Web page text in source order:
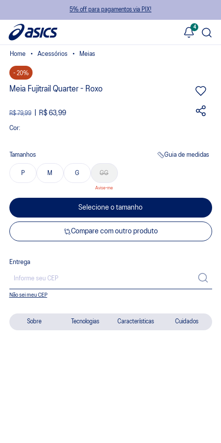
5% off para pagamentos via PIX!
4
Sobre Tecnologias Características Cuidados
Acessórios Meias
- 20%
Meia Fujitrail Quarter - Roxo
R$ 79,99 R$ 63,99
Cor:
Tamanhos Guia de medidas
P M G GG
Selecione o tamanho
Compare com outro produto
Entrega
Não sei meu CEP